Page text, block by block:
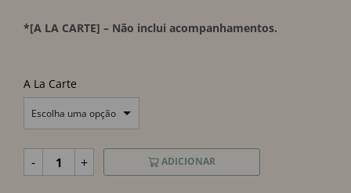
*[A LA CARTE] – Não inclui acompanhamentos.
A La Carte
Escolha uma opção
- + ADICIONAR